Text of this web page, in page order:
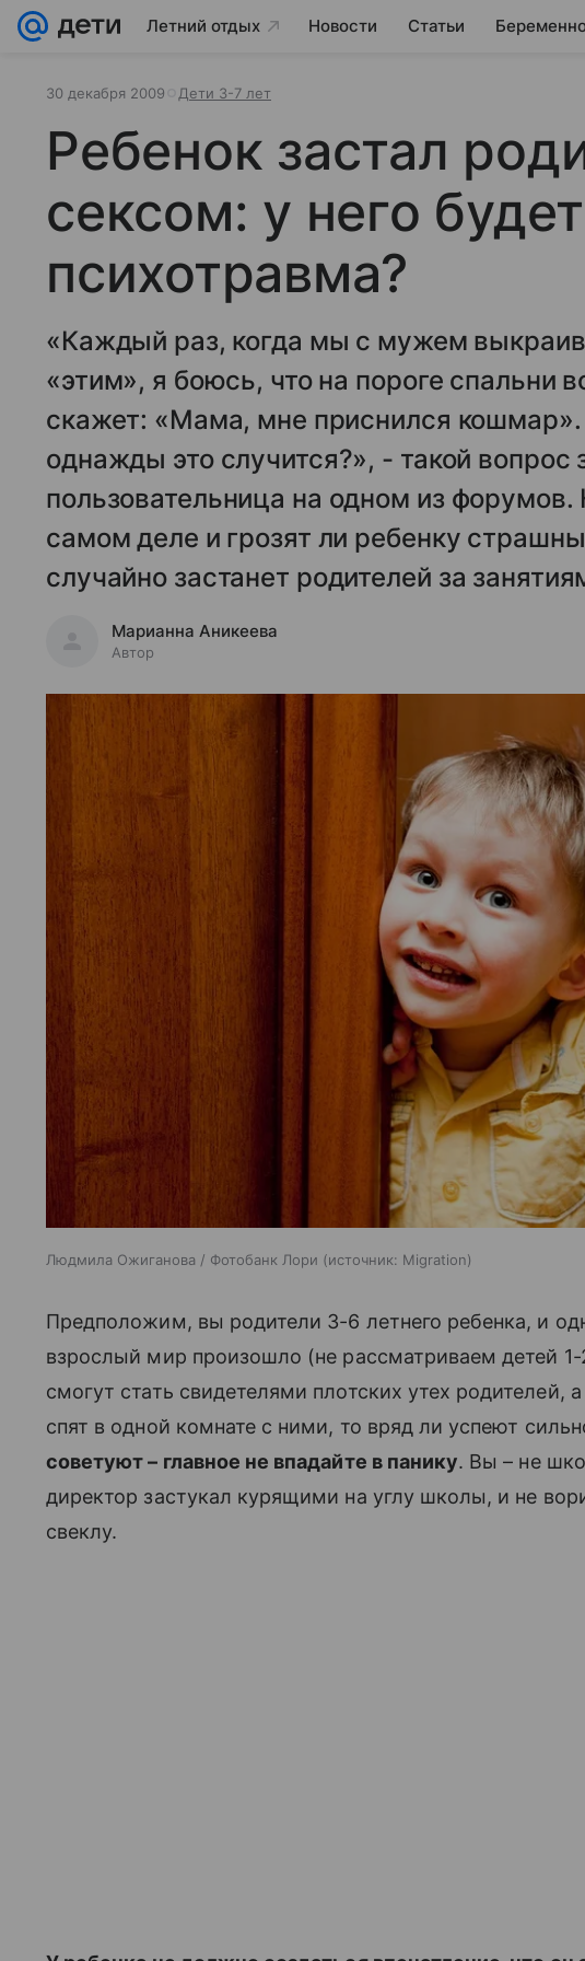
Летний отдых Новости Статьи
30 декабря 2009 Дети 3-7 лет
Ребенок застал
сексом: у него будет
психотравма?
«Каждый раз, когда мы с мужем
«этим», я боюсь, что на пороге спальни
скажет: «Мама, мне приснился кошмар».
однажды это случится?», - такой вопрос
пользовательница на одном из форумов.
самом деле и грозят ли ребенку
случайно застанет родителей за
Марианна Аникеева
Автор
Людмила Ожиганова / Фотобанк Лори источник: Migration
Предположим, вы родители 3-6 летнего ребенка, и
взрослый мир произошло (не рассматриваем детей
смогут стать свидетелями плотских утех родителей,
спят в одной комнате с ними, то вряд ли успеют
советуют – главное не впадайте в панику. Вы – не
директор застукал курящими на углу школы, и не
свеклу.